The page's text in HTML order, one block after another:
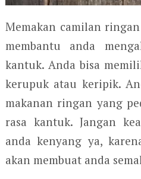
Memakan camilan
membantu anda
kantuk. Anda bisa
kerupuk atau keripik.
makanan ringan yang
rasa kantuk. Jangan
anda kenyang ya,
akan membuat anda